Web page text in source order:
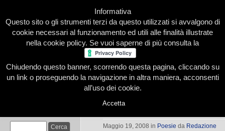
Home Presentazione Redazione Le nostre firme
Tracce d’impronte
Maggio 19, 2008 in Poesie da Redazione
Informativa
Questo sito o gli strumenti terzi da questo utilizzati si avvalgono di
cookie necessari al funzionamento ed utili alle finalità illustrate
nella cookie policy. Se vuoi saperne di più consulta la
Chiudendo questo banner, scorrendo questa pagina, cliccando su
un link o proseguendo la navigazione in altra maniera, acconsenti
all’uso dei cookie.
Accetta